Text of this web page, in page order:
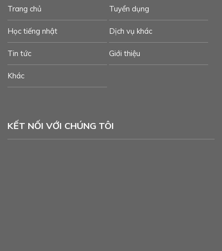
Trang chủ Tuyển dụng
Học tiếng nhật Dịch vụ khác
Tin tức Giới thiệu
Khác
KẾT NỐI VỚI CHÚNG TÔI